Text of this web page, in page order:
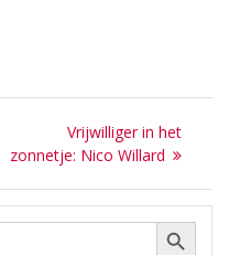
Next
post:
Vrijwilliger in het
zonnetje: Nico Willard
Zoekknop